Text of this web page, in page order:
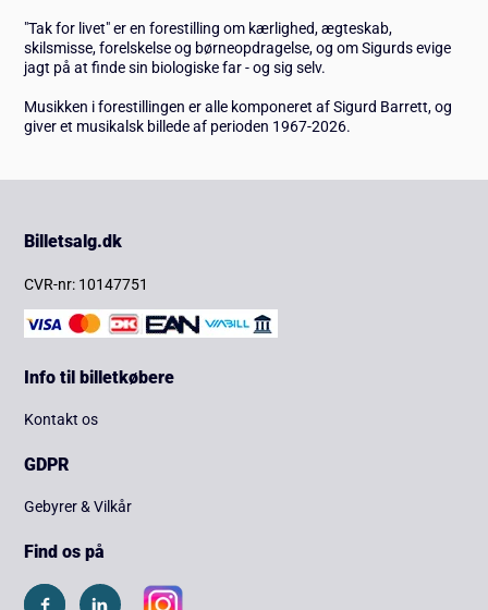
"Tak for livet" er en forestilling om kærlighed, ægteskab,
skilsmisse, forelskelse og børneopdragelse, og om Sigurds evige
jagt på at finde sin biologiske far - og sig selv.
Musikken i forestillingen er alle komponeret af Sigurd Barrett, og
giver et musikalsk billede af perioden 1967-2026.
Billetsalg.dk
CVR-nr: 10147751
Info til billetkøbere
Kontakt os
GDPR
Gebyrer & Vilkår
Find os på